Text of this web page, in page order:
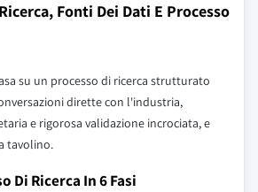
Fonti Dei Dati E Processo
su un processo di ricerca strutturato
dirette con l'industria,
e rigorosa validazione incrociata, e
tavolino.
Di Ricerca In 6 Fasi